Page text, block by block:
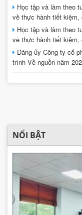
Học tập và làm theo
về thực hành tiết kiệm,
Học tập và làm theo
về thực hành tiết kiệm,
Đảng ủy Công ty cổ
trình Về nguồn năm
NỔI BẬT